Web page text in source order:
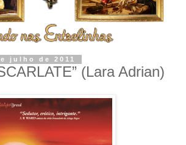
julho de 2011
(Lara Adrian)